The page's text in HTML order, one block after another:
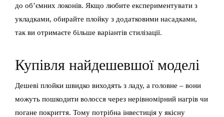
до об’ємних локонів. Якщо любите експериментувати з
укладками, обирайте плойку з додатковими насадками,
так ви отримаєте більше варіантів стилізації.
Купівля найдешевшої моделі
Дешеві плойки швидко виходять з ладу, а головне – вони
можуть пошкодити волосся через нерівномірний нагрів чи
погане покриття. Тому потрібна інвестиція у якісну